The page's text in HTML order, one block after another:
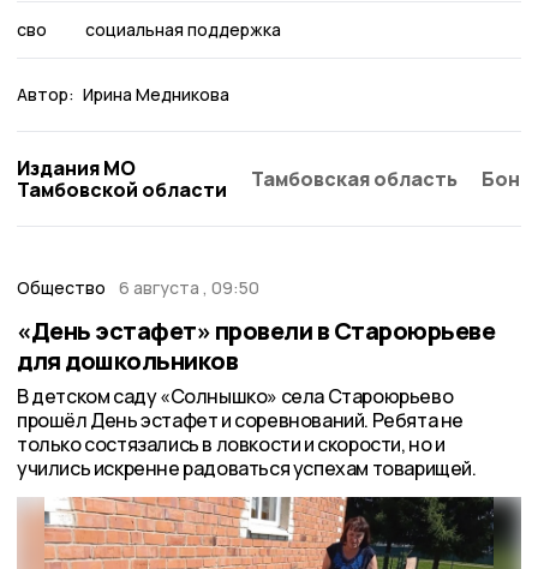
сво социальная поддержка
Автор: Ирина Медникова
Издания МО
Тамбовской области
Тамбовская область
Общество 6 августа , 09:50
«День эстафет» провели в Староюрьеве
для дошкольников
В детском саду «Солнышко» села Староюрьево
прошёл День эстафет и соревнований. Ребята не
только состязались в ловкости и скорости, но и
учились искренне радоваться успехам товарищей.